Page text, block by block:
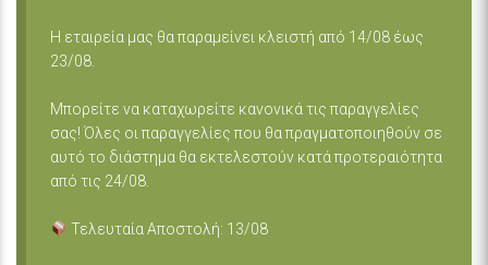
Η εταιρεία μας θα παραμείνει κλειστή από 14/08 έως
23/08.
Μπορείτε να καταχωρείτε κανονικά τις παραγγελίες
σας! Όλες οι παραγγελίες που θα πραγματοποιηθούν σε
αυτό το διάστημα θα εκτελεστούν κατά προτεραιότητα
από τις 24/08.
Τελευταία Αποστολή: 13/08